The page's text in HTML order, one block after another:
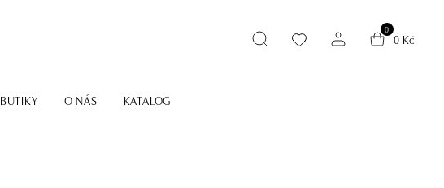
0
0 Kč
BUTIKY O NÁS KATALOG